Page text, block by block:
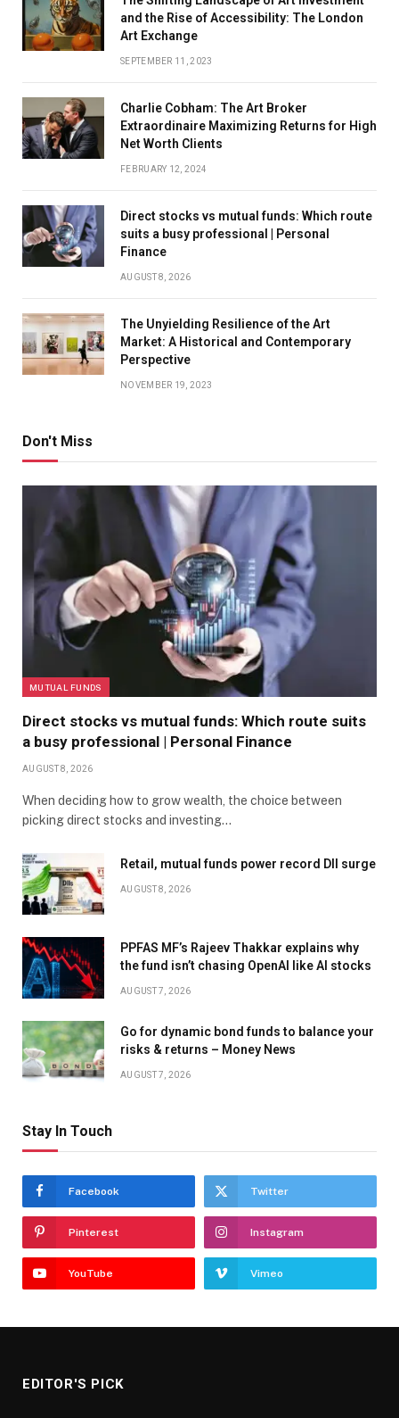
and the Rise of Accessibility: The London
Art Exchange
SEPTEMBER 11, 2023
Charlie Cobham: The Art Broker
Extraordinaire Maximizing Returns for High
Net Worth Clients
FEBRUARY 12, 2024
Direct stocks vs mutual funds: Which route
suits a busy professional | Personal
Finance
AUGUST 8, 2026
The Unyielding Resilience of the Art
Market: A Historical and Contemporary
Perspective
NOVEMBER 19, 2023
Don't Miss
MUTUAL FUNDS
Direct stocks vs mutual funds: Which route suits
a busy professional | Personal Finance
AUGUST 8, 2026
When deciding how to grow wealth, the choice between
picking direct stocks and investing…
Retail, mutual funds power record DII surge
AUGUST 8, 2026
PPFAS MF’s Rajeev Thakkar explains why
the fund isn’t chasing OpenAI like AI stocks
AUGUST 7, 2026
Go for dynamic bond funds to balance your
risks & returns – Money News
AUGUST 7, 2026
Stay In Touch
Facebook Twitter
Pinterest Instagram
YouTube Vimeo
EDITOR'S PICK